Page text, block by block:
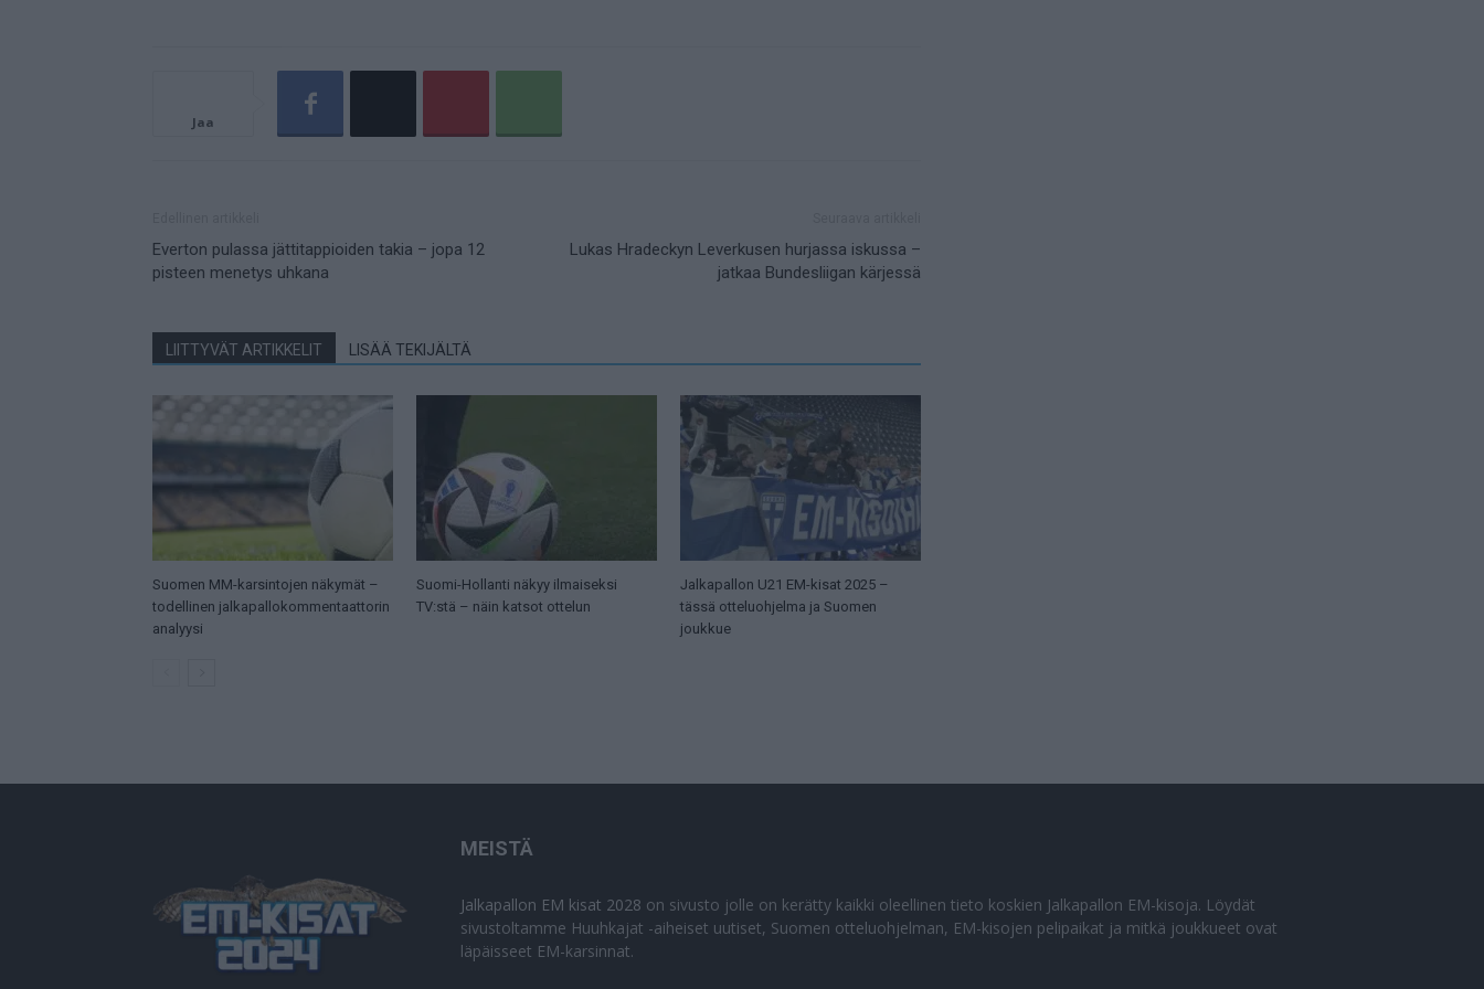
Jaa
Everton pulassa jättitappioiden takia – jopa 12
pisteen menetys uhkana
Lukas Hradeckyn Leverkusen hurjassa iskussa –
jatkaa Bundesliigan kärjessä
LIITTYVÄT ARTIKKELIT LISÄÄ TEKIJÄLTÄ
Suomen MM-karsintojen näkymät –
todellinen jalkapallokommentaattorin
analyysi
Suomi-Hollanti näkyy ilmaiseksi
TV:stä – näin katsot ottelun
Jalkapallon U21 EM-kisat 2025 –
tässä otteluohjelma ja Suomen
joukkue
MEISTÄ
Jalkapallon EM kisat 2028 on sivusto jolle on kerätty kaikki oleellinen tieto koskien Jalkapallon EM-kisoja. Löydät
sivustoltamme Huuhkajat -aiheiset uutiset, Suomen otteluohjelman, EM-kisojen pelipaikat ja mitkä joukkueet ovat
läpäisseet EM-karsinnat.